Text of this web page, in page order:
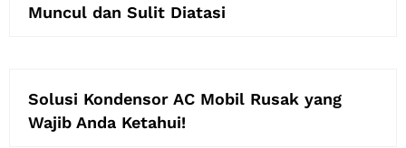
Muncul dan Sulit Diatasi
Solusi Kondensor AC Mobil Rusak yang
Wajib Anda Ketahui!